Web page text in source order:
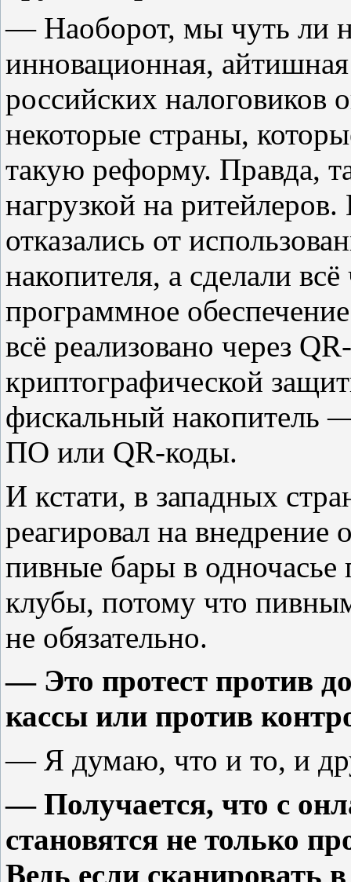
— Наоборот, мы чуть ли
инновационная,
российских налоговиков
некоторые страны,
такую реформу. Правда,
нагрузкой на
отказались от
накопителя, а сделали
программное
всё реализовано через
криптографической
фискальный накопитель
ПО или QR-коды.
И кстати, в западных
реагировал на
пивные бары в одночасье
клубы, потому что
не обязательно.
— Это протест против
кассы или против
— Я думаю, что и то, и
— Получается, что с
становятся не только
Ведь если сканировать